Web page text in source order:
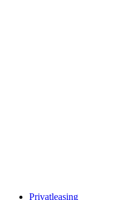
Privatleasing